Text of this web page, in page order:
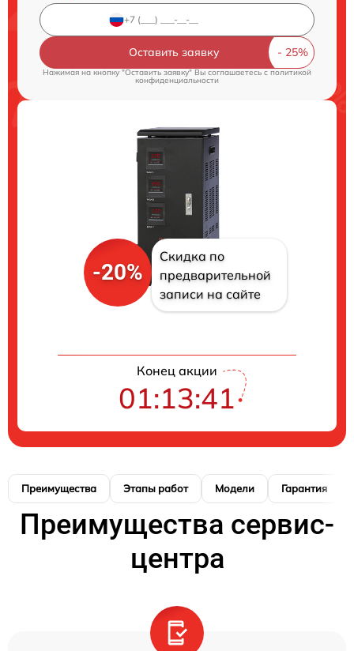
Оставить заявку
Нажимая на кнопку "Оставить заявку" Вы соглашаетесь cполитикой
конфиденциальности
-20%
Скидка по
предварительной
записи на сайте
Конец акции
01:13:40
Преимущества Этапы работ Модели Гарантия
Преимущества сервис-
центра